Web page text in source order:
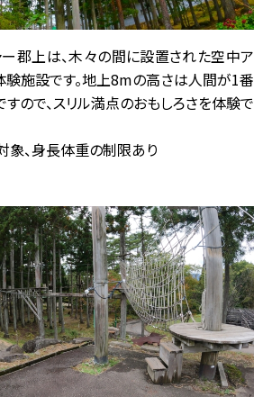
ー郡上は、木々の間に設置された空中ア
験施設です。地上8mの高さは人間が1番
ので、スリル満点のおもしろさを体験で
、身長体重の制限あり